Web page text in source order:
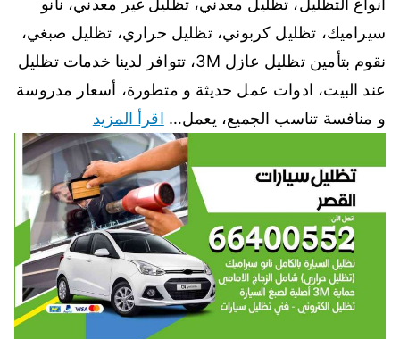
انواع التظليل، تظليل معدني، تظليل غير معدني، نانو
سيراميك، تظليل كربوني، تظليل حراري، تظليل صبغي،
نقوم بتأمين تظليل عازل 3M، تتوافر لدينا خدمات تظليل
عند البيت، ادوات عمل حديثة و متطورة، أسعار مدروسة
و منافسة تناسب الجميع، يعمل… اقرأ المزيد